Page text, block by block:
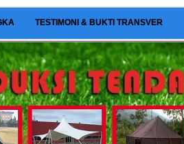
TESTIMONI & BUKTI TRANSVER